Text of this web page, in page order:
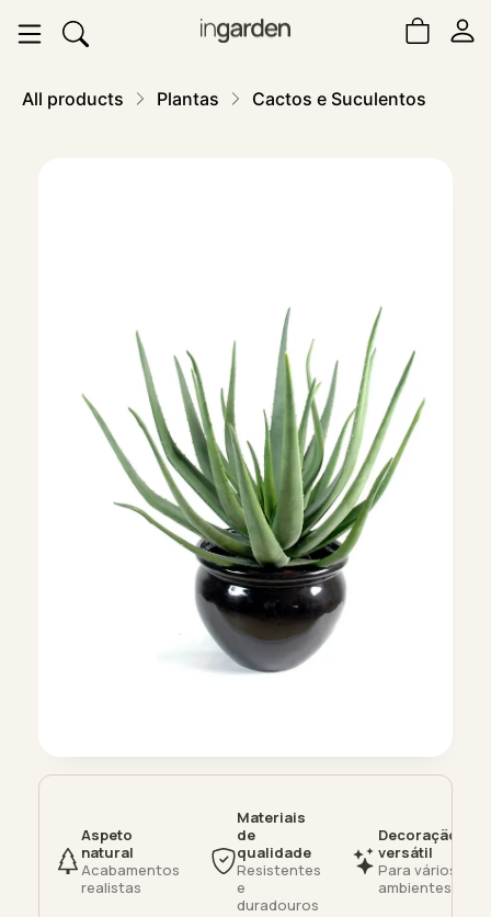
All products Plantas Cactos e Suculentos
Aspeto
natural
Acabamentos
realistas
Materiais
de
qualidade
Resistentes
e
duradouros
Decoração
versátil
Para vários
ambientes